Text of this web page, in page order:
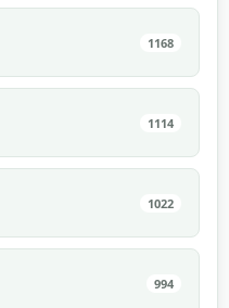
1168
1114
1022
994